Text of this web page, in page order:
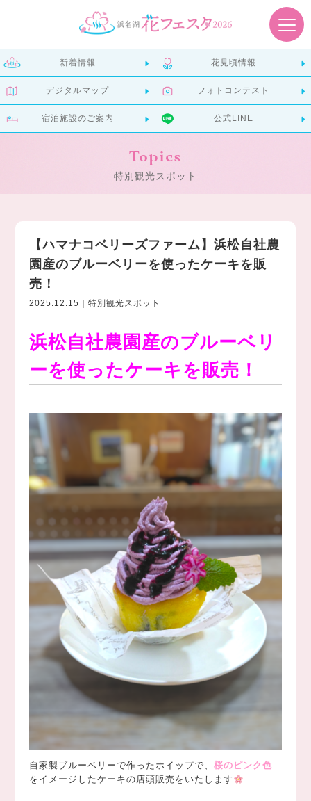
新着情報 花見頃情報
デジタルマップ フォトコンテスト
宿泊施設のご案内 公式LINE
Topics
特別観光スポット
【ハマナコベリーズファーム】浜松自社農
園産のブルーベリーを使ったケーキを販
売！
2025.12.15｜特別観光スポット
浜松自社農園産のブルーベリ
ーを使ったケーキを販売！
自家製ブルーベリーで作ったホイップで、桜のピンク色
をイメージしたケーキの店頭販売をいたします